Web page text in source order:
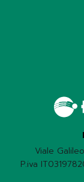
Viale
P.iva